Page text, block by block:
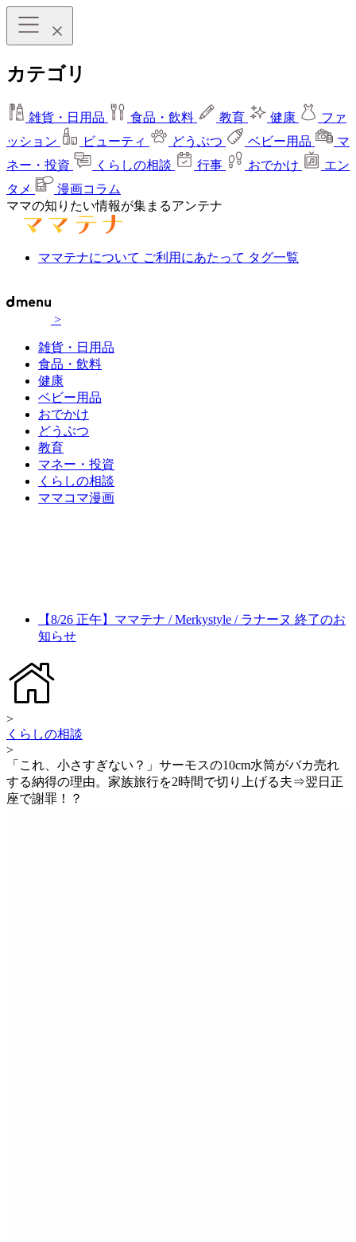
カテゴリ
雑貨・日用品 食品・飲料 教育 健康
ファ
ッション
ビューティ どうぶつ ベビー用品
マ
ネー・投資
くらしの相談 行事 おでかけ
エン
タメ
漫画コラム
ママの知りたい情報が集まるアンテナ
ママテナについて ご利用にあたって タグ一覧
>
雑貨・日用品
食品・飲料
健康
ベビー用品
おでかけ
どうぶつ
教育
マネー・投資
くらしの相談
ママコマ漫画
【8/26 正午】ママテナ / Merkystyle / ラナーヌ 終了のお
知らせ
>
くらしの相談
>
「これ、小さすぎない？」サーモスの10cm水筒がバカ売れ
する納得の理由。家族旅行を2時間で切り上げる夫⇒翌日正
座で謝罪！？